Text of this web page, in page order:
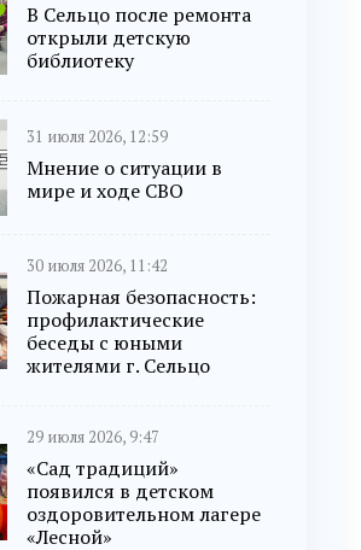
В Сельцо после ремонта
открыли детскую
библиотеку
31 июля 2026, 12:59
Мнение о ситуации в
мире и ходе СВО
30 июля 2026, 11:42
Пожарная безопасность:
профилактические
беседы с юными
жителями г. Сельцо
29 июля 2026, 9:47
«Сад традиций»
появился в детском
оздоровительном лагере
«Лесной»